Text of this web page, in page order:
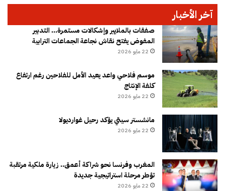
آخر الأخبار
صفقات بالملايير وإشكالات مستمرة… التدبير
المفوض يفتح نقاش نجاعة الجماعات الترابية
22 مايو 2026
موسم فلاحي واعد يعيد الأمل للفلاحين رغم ارتفاع
كلفة الإنتاج
22 مايو 2026
مانشستر سيتي يؤكد رحيل غوارديولا
22 مايو 2026
المغرب وفرنسا نحو شراكة أعمق.. زيارة ملكية مرتقبة
تؤطر مرحلة استراتيجية جديدة
22 مايو 2026